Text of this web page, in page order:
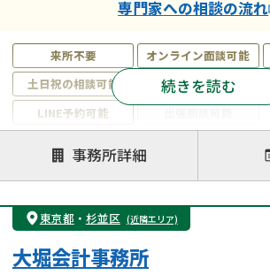
来所不要 オンライン面談可能
土日祝の相談可能
19時以降電話可能
LINE予約可能
注力案件
遺言書作成・遺言執行
相続放棄
遺産分割
遺留分侵害額請求
相続手続き
銀行手続き
成年後見・任意後見
続きを読む
専門家への相談の流れ
事務所詳細
東京都 ・ 杉並区 (近隣エリア)
大堀会計事務所